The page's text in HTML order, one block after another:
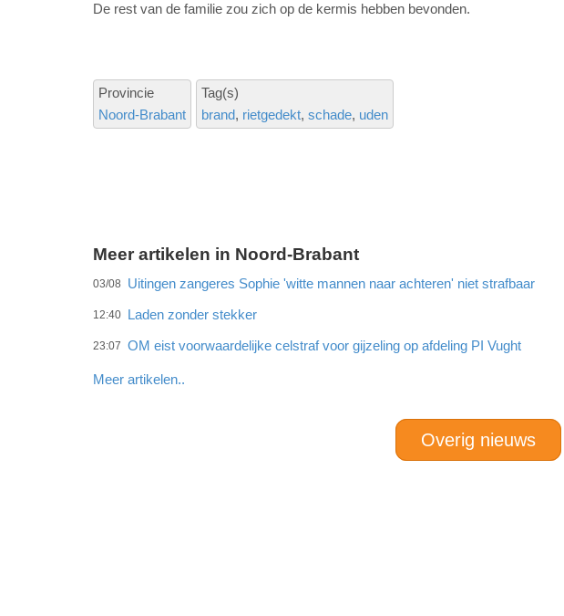
De rest van de familie zou zich op de kermis hebben bevonden.
Provincie
Noord-Brabant
Tag(s)
brand rietgedekt schade uden
Meer artikelen in Noord-Brabant
03/08 Uitingen zangeres Sophie 'witte mannen naar achteren' niet strafbaar
12:40 Laden zonder stekker
23:07 OM eist voorwaardelijke celstraf voor gijzeling op afdeling PI Vught
Meer artikelen..
Overig nieuws